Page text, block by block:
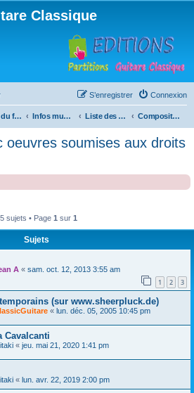
Classique
Connexion
S’enregistrer
Index du forum Infos musicales Liste des compositeurs de musique pour guitare Compositeurs avec oeuvres soumises aux droits d'auteur
oeuvres soumises aux droits
sujets • Page 1 sur 1
Sujets
A « sam. oct. 12, 2013 3:55 am
1 2 3
(sur www.sheerpluck.de)
« lun. déc. 05, 2005 10:45 pm
Cavalcanti
« jeu. mai 21, 2020 1:41 pm
« lun. avr. 22, 2019 2:00 pm